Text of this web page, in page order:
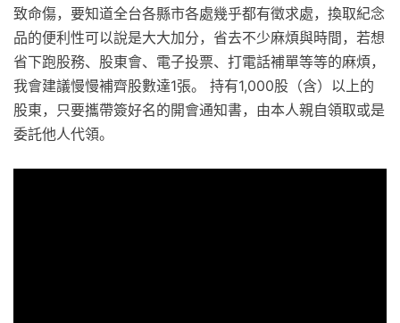
致命傷，要知道全台各縣市各處幾乎都有徵求處，換取紀念
品的便利性可以說是大大加分，省去不少麻煩與時間，若想
省下跑股務、股東會、電子投票、打電話補單等等的麻煩，
我會建議慢慢補齊股數達1張。 持有1,000股（含）以上的
股東，只要攜帶簽好名的開會通知書，由本人親自領取或是
委託他人代領。